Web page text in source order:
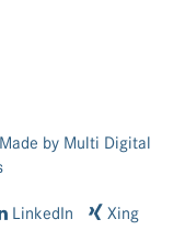
by Multi Digital
LinkedIn Xing